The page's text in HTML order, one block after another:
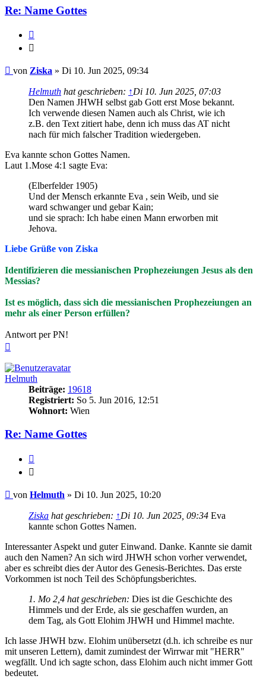
Re: Name Gottes
Beitrag
von Ziska » Di 10. Jun 2025, 09:34
Helmuth hat geschrieben: ↑Di 10. Jun 2025, 07:03
Den Namen JHWH selbst gab Gott erst Mose bekannt.
Ich verwende diesen Namen auch als Christ, wie ich
z.B. den Text zitiert habe, denn ich muss das AT nicht
nach für mich falscher Tradition wiedergeben.
Eva kannte schon Gottes Namen.
Laut 1.Mose 4:1 sagte Eva:
(Elberfelder 1905)
Und der Mensch erkannte Eva , sein Weib, und sie
ward schwanger und gebar Kain;
und sie sprach: Ich habe einen Mann erworben mit
Jehova.
Liebe Grüße von Ziska
Identifizieren die messianischen Prophezeiungen Jesus als den
Messias?
Ist es möglich, dass sich die messianischen Prophezeiungen an
mehr als einer Person erfüllen?
Antwort per PN!
Helmuth
Beiträge: 19618
Registriert: So 5. Jun 2016, 12:51
Wohnort: Wien
Re: Name Gottes
Beitrag
von Helmuth » Di 10. Jun 2025, 10:20
Ziska hat geschrieben: ↑Di 10. Jun 2025, 09:34 Eva
kannte schon Gottes Namen.
Interessanter Aspekt und guter Einwand. Danke. Kannte sie damit
auch den Namen? An sich wird JHWH schon vorher verwendet,
aber es schreibt dies der Autor des Genesis-Berichtes. Das erste
Vorkommen ist noch Teil des Schöpfungsberichtes.
1. Mo 2,4 hat geschrieben: Dies ist die Geschichte des
Himmels und der Erde, als sie geschaffen wurden, an
dem Tag, als Gott Elohim JHWH und Himmel machte.
Ich lasse JHWH bzw. Elohim unübersetzt (d.h. ich schreibe es nur
mit unseren Lettern), damit zumindest der Wirrwar mit "HERR"
wegfällt. Und ich sagte schon, dass Elohim auch nicht immer Gott
bedeutet.